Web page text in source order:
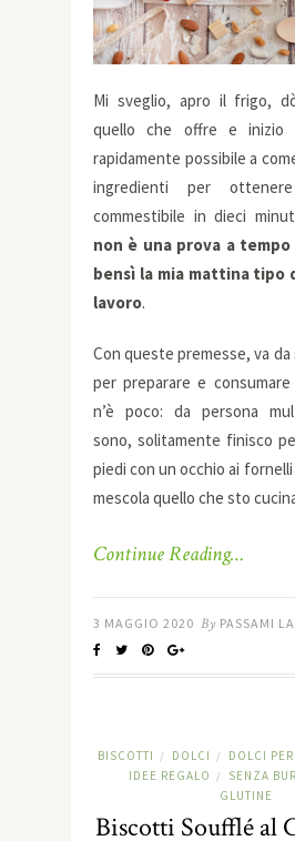
Mi sveglio, apro il frigo,
quello che offre e inizio
rapidamente possibile a
ingredienti per
commestibile in dieci
non è una prova a
bensì la mia mattina tipo
lavoro.
Con queste premesse, va
per preparare e
n’è poco: da persona
sono, solitamente finisco
piedi con un occhio ai fornelli
mescola quello che sto
Continue Reading…
3 MAGGIO 2020 By PASSAMI
BISCOTTI / DOLCI / DOLCI
IDEE REGALO / SENZA
GLUTINE
Biscotti Soufflé al